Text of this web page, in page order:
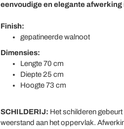
eenvoudige en elegante afwerking
Finish:
gepatineerde walnoot
Dimensies:
Lengte 70 cm
Diepte 25 cm
Hoogte 73 cm
SCHILDERIJ: Het schilderen
weerstand aan het oppervlak.